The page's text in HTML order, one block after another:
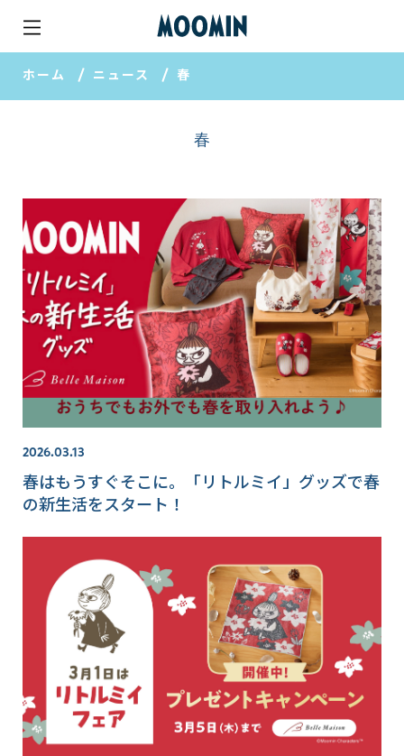
ホーム ニュース 春
春
2026.03.13
春はもうすぐそこに。「リトルミイ」グッズで春
の新生活をスタート！